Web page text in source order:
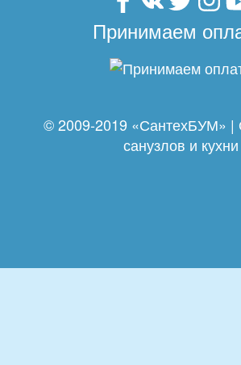
Принимаем
© 2009-2019 «СантехБУМ»
санузлов и кухни